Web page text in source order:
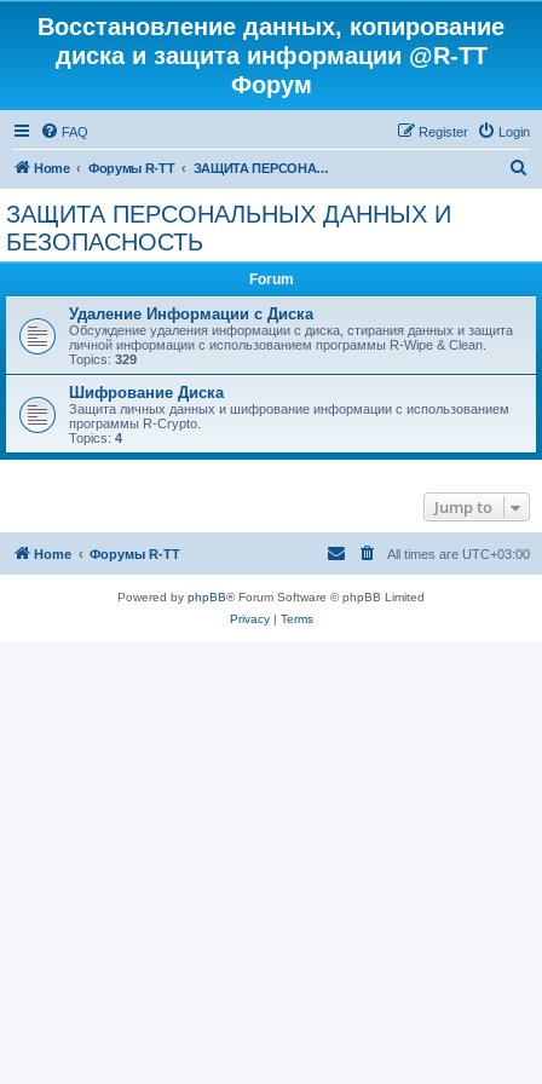
Восстановление данных, копирование
диска и защита информации @R-TT
Форум
FAQ Login
Register
Home Форумы R-TT ЗАЩИТА ПЕРСОНАЛЬНЫХ ДАННЫХ И БЕЗОПАСНОСТЬ
ЗАЩИТА ПЕРСОНАЛЬНЫХ ДАННЫХ И
БЕЗОПАСНОСТЬ
Forum
Удаление Информации с Диска
Обсуждение удаления информации с диска, стирания данных и защита
личной информации с использованием программы R-Wipe & Clean.
Topics: 329
Шифрование Диска
Защита личных данных и шифрование информации с использованием
программы R-Crypto.
Topics: 4
Jump to
Home Форумы R-TT All times are UTC+03:00
Powered by phpBB® Forum Software © phpBB Limited
Privacy| Terms